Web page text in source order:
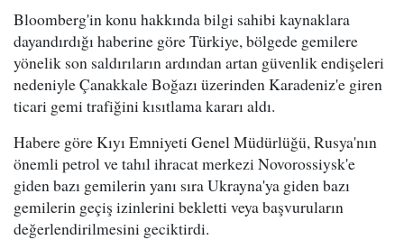
Bloomberg'in konu hakkında bilgi sahibi kaynaklara
dayandırdığı haberine göre Türkiye, bölgede gemilere
yönelik son saldırıların ardından artan güvenlik endişeleri
nedeniyle Çanakkale Boğazı üzerinden Karadeniz'e giren
ticari gemi trafiğini kısıtlama kararı aldı.
Habere göre Kıyı Emniyeti Genel Müdürlüğü, Rusya'nın
önemli petrol ve tahıl ihracat merkezi Novorossiysk'e
giden bazı gemilerin yanı sıra Ukrayna'ya giden bazı
gemilerin geçiş izinlerini bekletti veya başvuruların
değerlendirilmesini geciktirdi.